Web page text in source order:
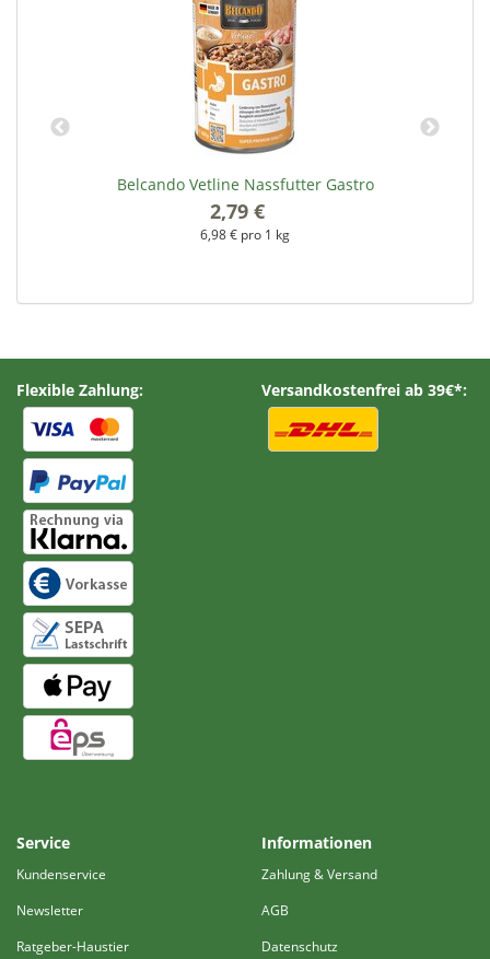
Belcando Vetline Nassfutter Gastro
2,79 €
6,98 € pro 1 kg
Flexible Zahlung: Versandkostenfrei ab 39€*:
Service
Kundenservice
Newsletter
Ratgeber-Haustier
Informationen
Zahlung & Versand
AGB
Datenschutz